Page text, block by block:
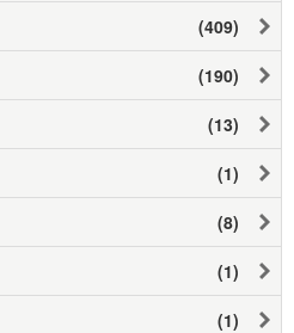
(409)
(190)
(13)
(1)
(8)
(1)
(1)